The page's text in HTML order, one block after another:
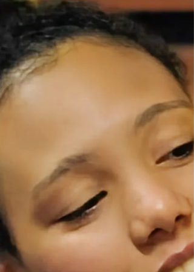
de Convivência Cultural de Campinas 🎤 📷
@samuellorenzetti @juliatoledovoz
@lucas.z.uriarte 💡 Parceiros que tornam t